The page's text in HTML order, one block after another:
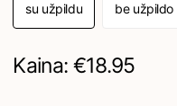
su užpildu be užpildo
Kaina: €18.95